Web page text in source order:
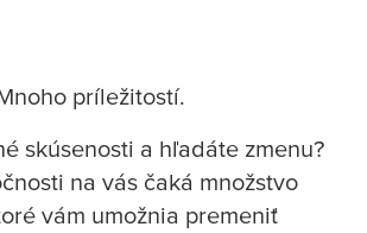
príležitostí.
skúsenosti a hľadáte zmenu?
na vás čaká množstvo
vám umožnia premeniť